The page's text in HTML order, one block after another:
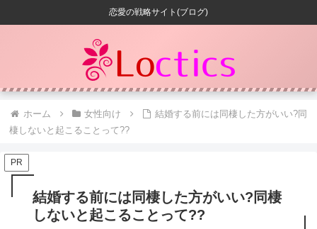
恋愛の戦略サイト(ブログ)
ホーム 女性向け
結婚する前には同棲した方がいい?同
棲しないと起こることって??
PR
結婚する前には同棲した方がいい?同棲
しないと起こることって??